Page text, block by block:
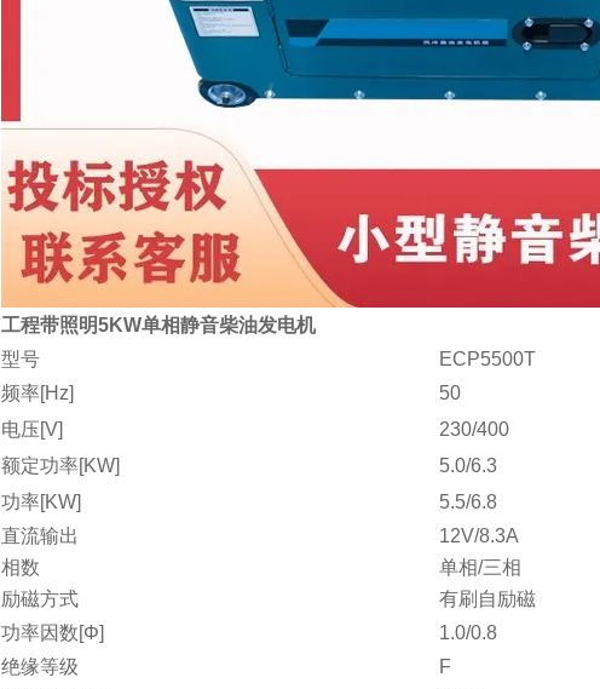
工程带照明5KW单相静音柴油发电机
型号
ECP5500T
频率[Hz]
50
电压[V]
230/400
额定功率[KW]
5.0/6.3
功率[KW]
5.5/6.8
直流输出
12V/8.3A
相数
单相/三相
励磁方式
有刷自励磁
功率因数[Φ]
1.0/0.8
绝缘等级
F